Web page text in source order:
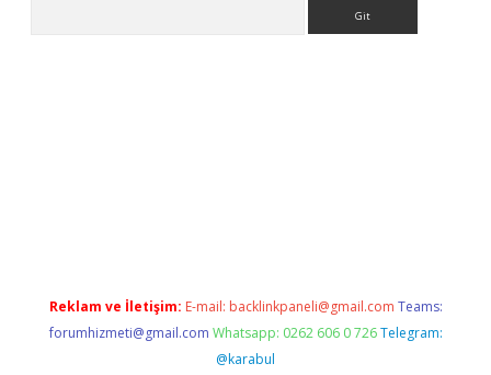
Reklam ve İletişim: E-mail: backlinkpaneli@gmail.com Teams:
forumhizmeti@gmail.com Whatsapp: 0262 606 0 726 Telegram:
@karabul